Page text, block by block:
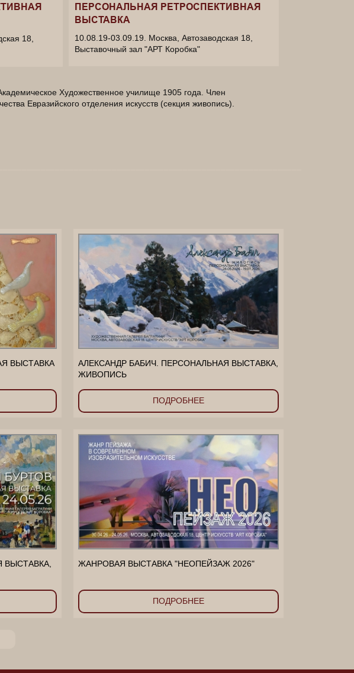
18,
ПЕРСОНАЛЬНАЯ РЕТРОСПЕКТИВНАЯ
ВЫСТАВКА
10.08.19-03.09.19. Москва, Автозаводская 18,
Выставочный зал "АРТ Коробка"
Художественное училище 1905 года. Член
Евразийского отделения искусств (секция живопись).
ВЫСТАВКА
АЛЕКСАНДР БАБИЧ. ПЕРСОНАЛЬНАЯ ВЫСТАВКА,
ЖИВОПИСЬ
ПОДРОБНЕЕ
ВЫСТАВКА,
ЖАНРОВАЯ ВЫСТАВКА "НЕОПЕЙЗАЖ 2026"
ПОДРОБНЕЕ